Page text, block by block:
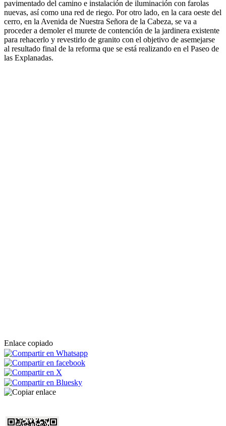
pavimentado del camino e instalación de iluminación con farolas
nuevas, así como una red de riego. Por otro lado, en la cara oeste del
cerro, en la Avenida de Nuestra Señora de la Cabeza, se va a
proceder a demoler el murete de contención de la jardinera existente
para rehacerlo y revestirlo de granito con el objetivo de asemejarse
al resultado final de la reforma que se está realizando en el Paseo de
las Explanadas.
Enlace copiado